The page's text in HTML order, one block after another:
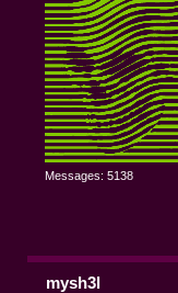
Messages: 5138
mysh3l